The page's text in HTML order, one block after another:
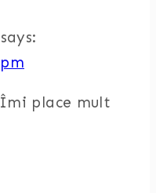
says:
place mult